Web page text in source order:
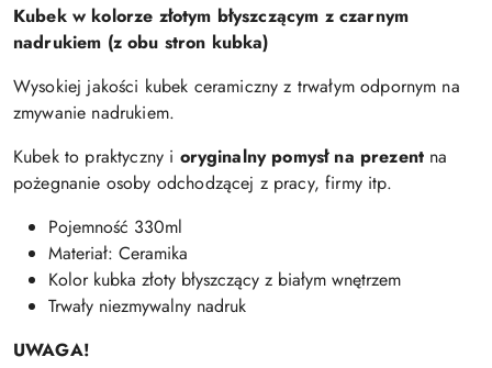
Kubek w kolorze złotym błyszczącym z czarnym
nadrukiem (z obu stron kubka)
Wysokiej jakości kubek ceramiczny z trwałym odpornym na
zmywanie nadrukiem.
Kubek to praktyczny i oryginalny pomysł na prezent na
pożegnanie osoby odchodzącej z pracy, firmy itp.
Pojemność 330ml
Materiał: Ceramika
Kolor kubka złoty błyszczący z białym wnętrzem
Trwały niezmywalny nadruk
UWAGA!